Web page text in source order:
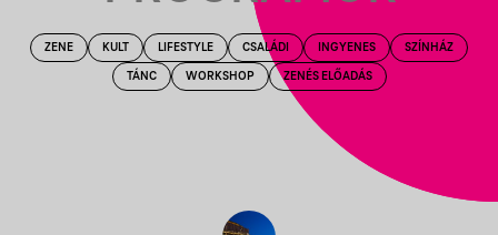
ZENE KULT LIFESTYLE CSALÁDI INGYENES SZÍNHÁZ
TÁNC WORKSHOP ZENÉS ELŐADÁS